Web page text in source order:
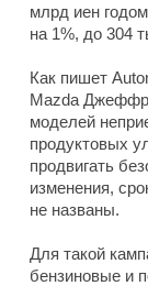
млрд иен
на 1%, до 304
Как пишет
Mazda
моделей
продуктовых
продвигать
изменения,
не названы.
Для такой
бензиновые и